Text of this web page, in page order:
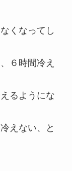
くなってし
６時間冷え
るようにな
えない、と